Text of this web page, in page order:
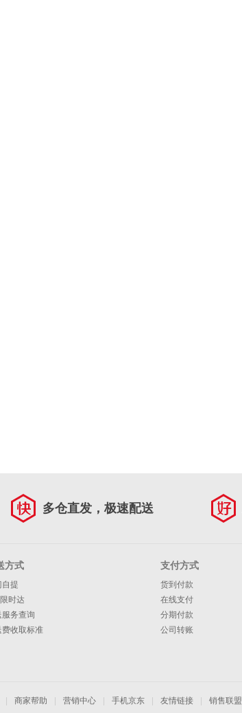
多仓直发，极速配送
方式
自提
时达
服务查询
费收取标准
支付方式
货到付款
在线支付
分期付款
公司转账
商家帮助 营销中心 手机京东 友情链接 销售联盟